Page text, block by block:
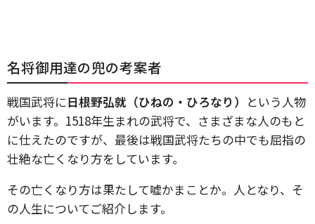
名将御用達の兜の考案者
戦国武将に日根野弘就（ひねの・ひろなり） という人物
がいます。1518年生まれの武将で、さまざまな人のもと
に仕えたのですが、最後は戦国武将たちの中でも屈指の
壮絶な亡くなり方をしています。
その亡くなり方は果たして嘘かまことか。人となり、そ
の人生についてご紹介します。